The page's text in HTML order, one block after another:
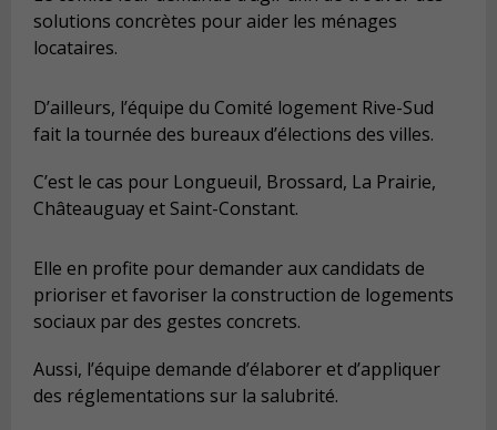
solutions concrètes pour aider les ménages
locataires.
D’ailleurs, l’équipe du Comité logement Rive-Sud
fait la tournée des bureaux d’élections des villes.
C’est le cas pour Longueuil, Brossard, La Prairie,
Châteauguay et Saint-Constant.
Elle en profite pour demander aux candidats de
prioriser et favoriser la construction de logements
sociaux par des gestes concrets.
Aussi, l’équipe demande d’élaborer et d’appliquer
des réglementations sur la salubrité.